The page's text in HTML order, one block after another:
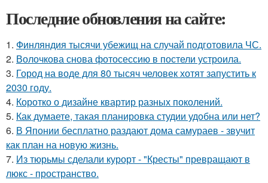
Последние обновления на сайте:
1. Финляндия тысячи убежищ на случай подготовила ЧС.
2. Волочкова снова фотосессию в постели устроила.
3. Город на воде для 80 тысяч человек хотят запустить к
2030 году.
4. Коротко о дизайне квартир разных поколений.
5. Как думаете, такая планировка студии удобна или нет?
6. В Японии бесплатно раздают дома самураев - звучит
как план на новую жизнь.
7. Из тюрьмы сделали курорт - "Кресты" превращают в
люкс - пространство.